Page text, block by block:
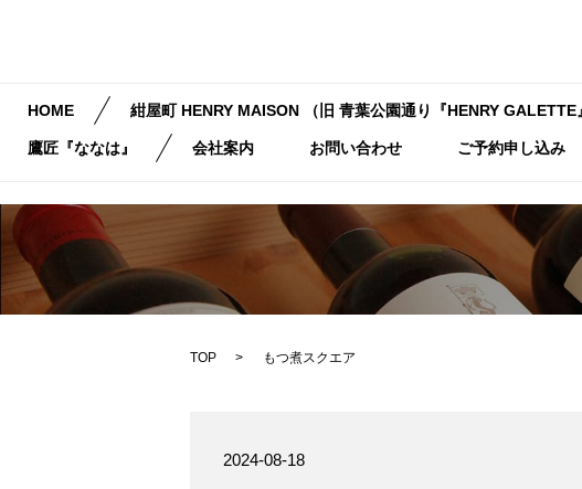
HOME 紺屋町 HENRY MAISON （旧 青葉公園通り『HENRY GALETTE
鷹匠『ななは』 会社案内 お問い合わせ ご予約申し込み
TOP もつ煮スクエア
2024-08-18